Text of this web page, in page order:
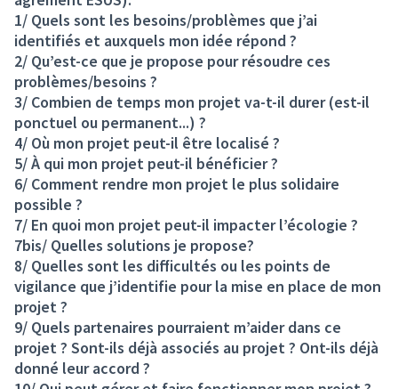
1/ Quels sont les besoins/problèmes que j’ai
identifiés et auxquels mon idée répond ?
2/ Qu’est-ce que je propose pour résoudre ces
problèmes/besoins ?
3/ Combien de temps mon projet va-t-il durer (est-il
ponctuel ou permanent...) ?
4/ Où mon projet peut-il être localisé ?
5/ À qui mon projet peut-il bénéficier ?
6/ Comment rendre mon projet le plus solidaire
possible ?
7/ En quoi mon projet peut-il impacter l’écologie ?
7bis/ Quelles solutions je propose?
8/ Quelles sont les difficultés ou les points de
vigilance que j’identifie pour la mise en place de mon
projet ?
9/ Quels partenaires pourraient m’aider dans ce
projet ? Sont-ils déjà associés au projet ? Ont-ils déjà
donné leur accord ?